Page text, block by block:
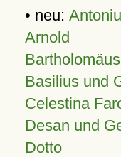
• neu:
Arnold
Basilius und
Celestina
Desan und
Dotto